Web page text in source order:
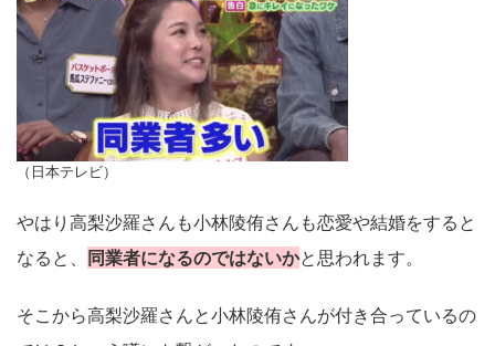
（日本テレビ）
やはり高梨沙羅さんも小林陵侑さんも恋愛や結婚をすると
なると、 同業者になるのではないかと思われます。
そこから高梨沙羅さんと小林陵侑さんが付き合っているの